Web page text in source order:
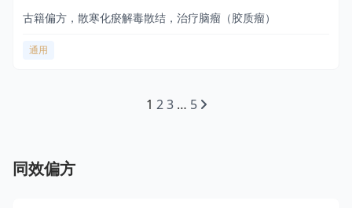
古籍偏方，散寒化瘀解毒散结，治疗脑瘤（胶质瘤）
通用
1 2 3 … 5
同效偏方